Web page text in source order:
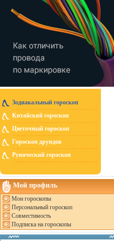
Зодиакальный гороскоп
Китайский гороскоп
Цветочный гороскоп
Гороскоп друидов
Рунический гороскоп
Мой профиль
Мои гороскопы
Персональный гороскоп
Совместимость
Подписка на гороскопы